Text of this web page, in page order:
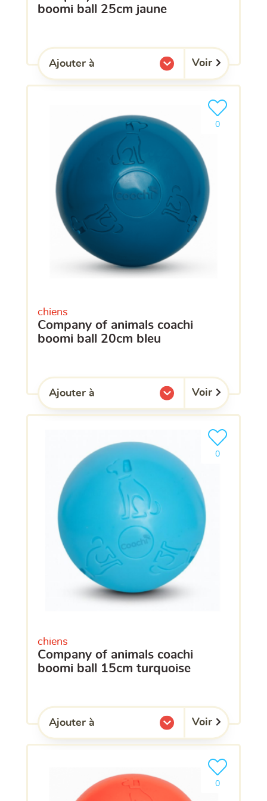
boomi ball 25cm jaune
Ajouter à
l'une de mes listes. Voir
chiens
company of animals coachi
boomi ball 20cm bleu
0
Ajouter le
clients ont
Ajouter à
l'une de mes listes. Voir
chiens
company of animals coachi
boomi ball 15cm turquoise
0
Ajouter le
clients ont
Ajouter à
l'une de mes listes. Voir
0
Ajouter le
clients ont